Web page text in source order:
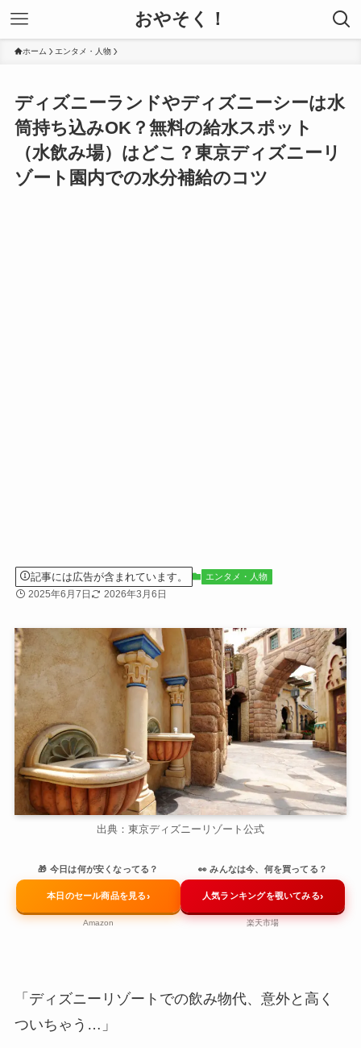
おやそく！
ホーム エンタメ・人物
ディズニーランドやディズニーシーは水
筒持ち込みOK？無料の給水スポット
（水飲み場）はどこ？東京ディズニーリ
ゾート園内での水分補給のコツ
記事には広告が含まれています。 エンタメ・人物
2025年6月7日 2026年3月6日
出典：東京ディズニーリゾート公式
🎁 今日は何が安くなってる？
本日のセール商品を見る›
Amazon
👀 みんなは今、何を買ってる？
人気ランキングを覗いてみる›
楽天市場
「ディズニーリゾートでの飲み物代、意外と高く
ついちゃう…」